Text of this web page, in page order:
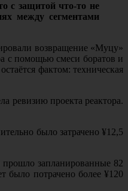
с защитой что-то не
между сегментами
возвращение «Муцу»
с помощью смеси боратов и
фактом: техническая
ревизию проекта реактора.
было затрачено ¥12,5
запланированные 82
было потрачено более ¥120